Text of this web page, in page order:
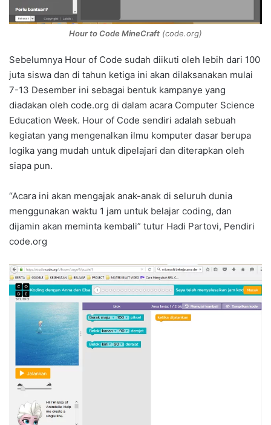
Hour to Code MineCraft (code.org)
Sebelumnya Hour of Code sudah diikuti oleh lebih dari 100
juta siswa dan di tahun ketiga ini akan dilaksanakan mulai
7-13 Desember ini sebagai bentuk kampanye yang
diadakan oleh code.org di dalam acara Computer Science
Education Week. Hour of Code sendiri adalah sebuah
kegiatan yang mengenalkan ilmu komputer dasar berupa
logika yang mudah untuk dipelajari dan diterapkan oleh
siapa pun.
“Acara ini akan mengajak anak-anak di seluruh dunia
menggunakan waktu 1 jam untuk belajar coding, dan
dijamin akan meminta kembali” tutur Hadi Partovi, Pendiri
code.org